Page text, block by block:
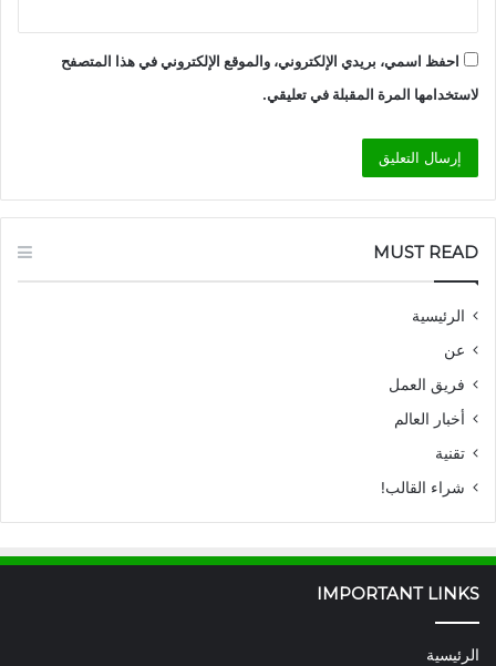
احفظ اسمي، بريدي الإلكتروني، والموقع الإلكتروني في هذا المتصفح
لاستخدامها المرة المقبلة في تعليقي.
MUST READ
الرئيسية
عن
فريق العمل
أخبار العالم
تقنية
شراء القالب!
IMPORTANT LINKS
الرئيسية